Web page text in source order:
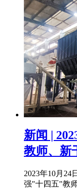
新闻 |
教师、新
2023年10月
强"十四五"教